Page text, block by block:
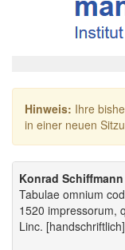
Hinweis: Ihre
in einer neuen
Konrad Schiffmann
Tabulae omnium
1520 impressorum,
Linc. [handschriftlich]